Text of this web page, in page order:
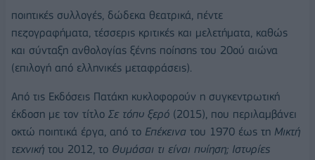
ποιητικές συλλογές, δώδεκα θεατρικά, πέντε
πεζογραφήµατα, τέσσερις κριτικές και µελετήµατα, καθώς
και σύνταξη ανθολογίας ξένης ποίησης του 20ού αιώνα
(επιλογή από ελληνικές µεταφράσεις).
Από τις Εκδόσεις Πατάκη κυκλοφορούν η συγκεντρωτική
έκδοση µε τον τίτλο Σε τόπο ξερό (2015), που περιλαµβάνει
οκτώ ποιητικά έργα, από το Επέκεινα του 1970 έως τη Μικτή
τεχνική του 2012, το Θυµάσαι τι είναι ποίηση; Ιστορίες